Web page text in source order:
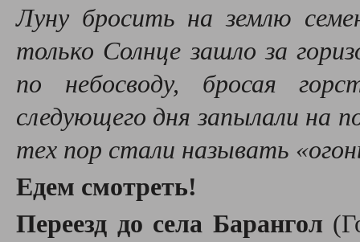
Луну бросить на землю
только Солнце зашло за
по небосводу, бросая
следующего дня запылали на
тех пор стали называть
Едем смотреть!
Переезд до села Барангол